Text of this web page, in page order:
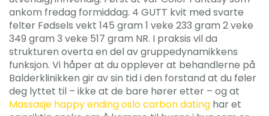
ankom fredag formiddag. 4 GUTT kvit med svarte
felter Fødsels vekt 145 gram 1 veke 233 gram 2 veke
349 gram 3 veke 517 gram NR. I praksis vil da
strukturen overta en del av gruppedynamikkens
funksjon. Vi håper at du opplever at behandlerne på
Balderklinikken gir av sin tid i den forstand at du føler
deg lyttet til – ikke at de bare hører etter – og at
Massasje happy ending oslo carbon dating har et